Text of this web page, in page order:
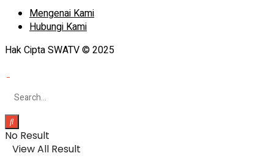
Mengenai Kami
Hubungi Kami
Hak Cipta SWATV © 2025
No Result
View All Result